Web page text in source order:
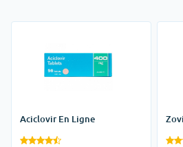
Aciclovir En Ligne